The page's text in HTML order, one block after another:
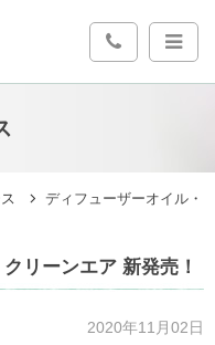
ディフューザーオイル・
リーンエア 新発売！
2020年11月02日